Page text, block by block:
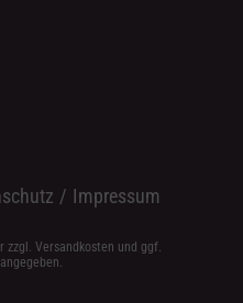
/ Impressum
zzgl. Versandkosten und ggf.